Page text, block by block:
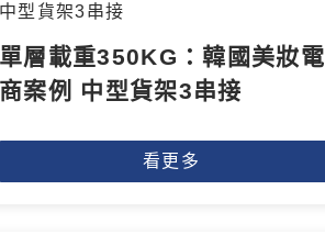
單層載重350KG：韓國美妝電
商案例 中型貨架3串接
看更多